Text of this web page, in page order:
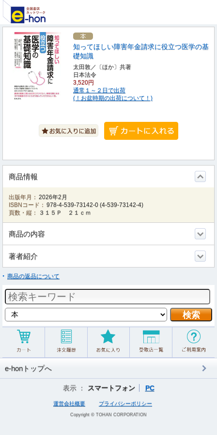
知ってほしい障害年金請求に役立つ医学の基
礎知識
太田敦／〔ほか〕共著
日本法令
3,520円
通常１～２日で出荷
(！お盆時期の出荷について！)
商品情報
出版年月： 2026年2月
ISBNコード： 978-4-539-73142-0 (4-539-73142-4)
頁数・縦：
３１５Ｐ ２１ｃｍ
商品の内容
著者紹介
商品の返品について
e-honトップへ
表示 ： スマートフォン PC
運営会社概要 プライバシーポリシー
Copyright © TOHAN CORPORATION